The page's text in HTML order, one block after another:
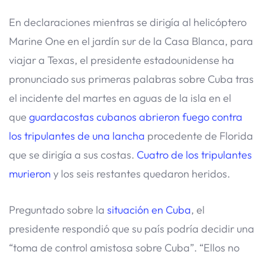
En declaraciones mientras se dirigía al helicóptero
Marine One en el jardín sur de la Casa Blanca, para
viajar a Texas, el presidente estadounidense ha
pronunciado sus primeras palabras sobre Cuba tras
el incidente del martes en aguas de la isla en el
que guardacostas cubanos abrieron fuego contra
los tripulantes de una lancha procedente de Florida
que se dirigía a sus costas. Cuatro de los tripulantes
murieron y los seis restantes quedaron heridos.
Preguntado sobre la situación en Cuba, el
presidente respondió que su país podría decidir una
“toma de control amistosa sobre Cuba”. “Ellos no